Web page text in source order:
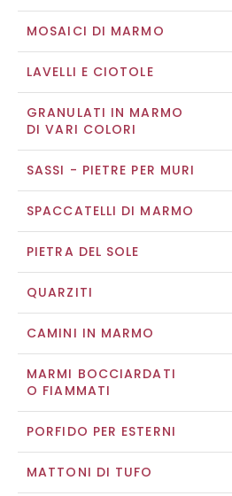
MOSAICI DI MARMO
LAVELLI E CIOTOLE
GRANULATI IN MARMO
DI VARI COLORI
SASSI - PIETRE PER MURI
SPACCATELLI DI MARMO
PIETRA DEL SOLE
QUARZITI
CAMINI IN MARMO
MARMI BOCCIARDATI
O FIAMMATI
PORFIDO PER ESTERNI
MATTONI DI TUFO